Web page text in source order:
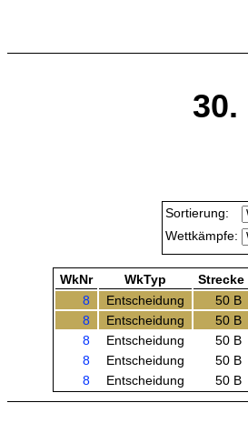
Sortierung:
Wettkämpfe:
WkNr WkTyp Strecke
8
Entscheidung 50 B
8
Entscheidung 50 B
8
Entscheidung 50 B
8
Entscheidung 50 B
8
Entscheidung 50 B